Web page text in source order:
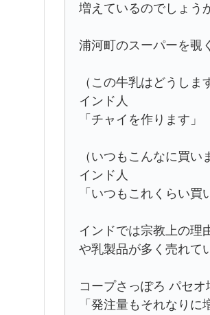
増えているのでしょう
浦河町のスーパーを覗
（この牛乳はどうしま
インド人
「チャイを作ります」
（いつもこんなに買い
インド人
「いつもこれくらい買
インドでは宗教上の理
や乳製品が多く売れて
コープさっぽろ パセ
「発注量もそれなり